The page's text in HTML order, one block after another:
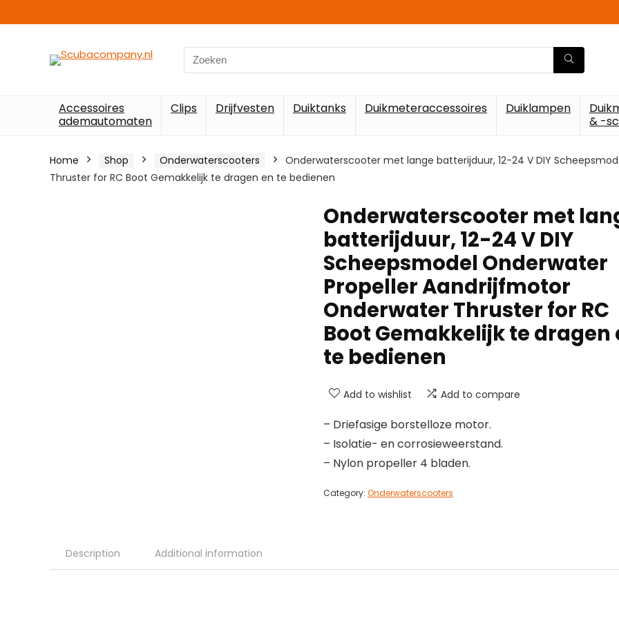
Search
for:
Accessoires
ademautomaten
Clips Drijfvesten Duiktanks Duikmeteraccessoires Duiklampen
& -
Home Shop Onderwaterscooters
Onderwaterscooter met lange batterijduur, 12-24 V DIY
Thruster for RC Boot Gemakkelijk te dragen en te bedienen
Onderwaterscooter met
batterijduur, 12-24 V DIY
Scheepsmodel Onderwater
Propeller Aandrijfmotor
Onderwater Thruster for RC
Boot Gemakkelijk te dragen
te bedienen
Add to wishlist Add to compare
– Driefasige borstelloze motor.
– Isolatie- en corrosieweerstand.
– Nylon propeller 4 bladen.
Category: Onderwaterscooters
Description Additional information